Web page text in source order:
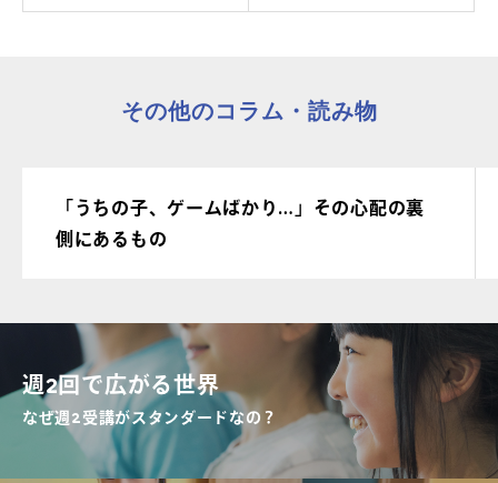
その他のコラム・読み物
「うちの子、ゲームばかり…」その心配の裏
側にあるもの
週2回で広がる世界
なぜ週2受講がスタンダードなの？